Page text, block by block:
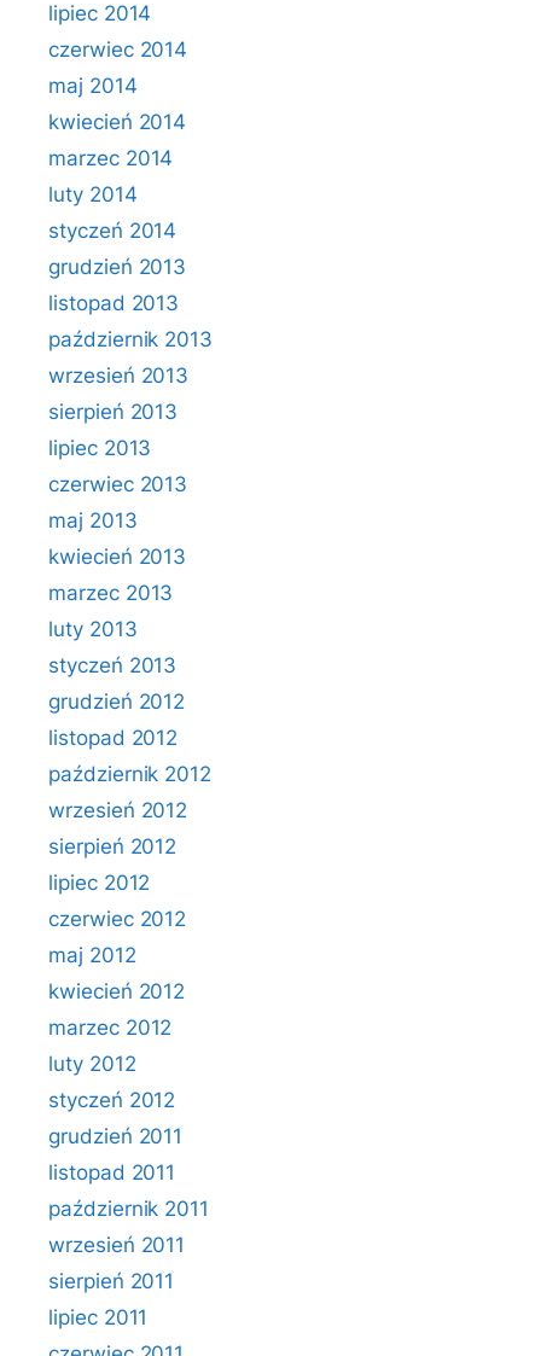
lipiec 2014
czerwiec 2014
maj 2014
kwiecień 2014
marzec 2014
luty 2014
styczeń 2014
grudzień 2013
listopad 2013
październik 2013
wrzesień 2013
sierpień 2013
lipiec 2013
czerwiec 2013
maj 2013
kwiecień 2013
marzec 2013
luty 2013
styczeń 2013
grudzień 2012
listopad 2012
październik 2012
wrzesień 2012
sierpień 2012
lipiec 2012
czerwiec 2012
maj 2012
kwiecień 2012
marzec 2012
luty 2012
styczeń 2012
grudzień 2011
listopad 2011
październik 2011
wrzesień 2011
sierpień 2011
lipiec 2011